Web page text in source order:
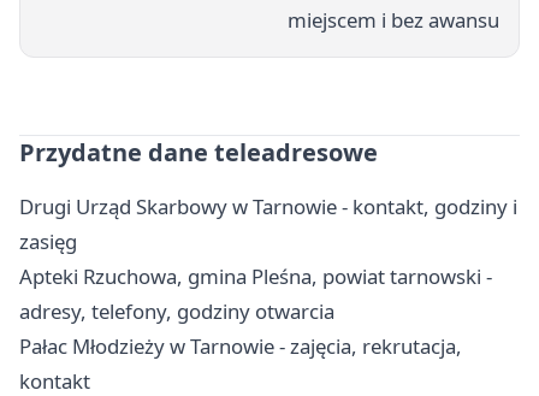
miejscem i bez awansu
Przydatne dane teleadresowe
Drugi Urząd Skarbowy w Tarnowie - kontakt, godziny i
zasięg
Apteki Rzuchowa, gmina Pleśna, powiat tarnowski -
adresy, telefony, godziny otwarcia
Pałac Młodzieży w Tarnowie - zajęcia, rekrutacja,
kontakt